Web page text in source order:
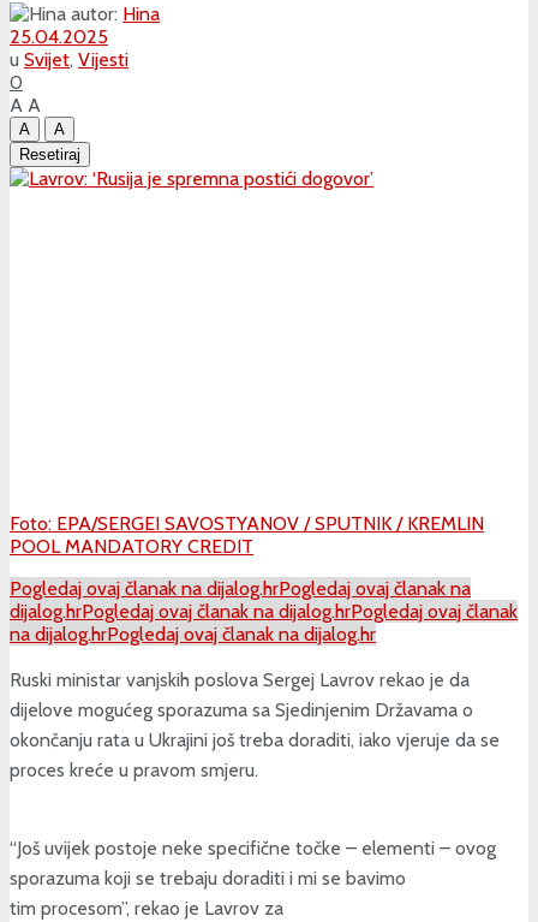
autor: Hina
25.04.2025
u Svijet, Vijesti
0
A A
A
A
Resetiraj
Foto: EPA/SERGEI SAVOSTYANOV / SPUTNIK / KREMLIN
POOL MANDATORY CREDIT
Pogledaj ovaj članak na dijalog.hrPogledaj ovaj članak na
dijalog.hrPogledaj ovaj članak na dijalog.hrPogledaj ovaj članak
na dijalog.hrPogledaj ovaj članak na dijalog.hr
Ruski ministar vanjskih poslova Sergej Lavrov rekao je da
dijelove mogućeg sporazuma sa Sjedinjenim Državama o
okončanju rata u Ukrajini još treba doraditi, iako vjeruje da se
proces kreće u pravom smjeru.
“Još uvijek postoje neke specifične točke – elementi – ovog
sporazuma koji se trebaju doraditi i mi se bavimo
tim procesom”, rekao je Lavrov za